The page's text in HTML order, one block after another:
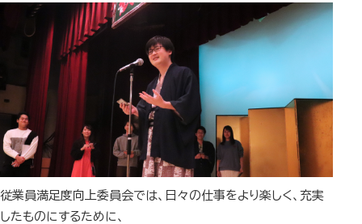
従業員満足度向上委員会では、日々の仕事をより楽しく、充実
したものにするために、